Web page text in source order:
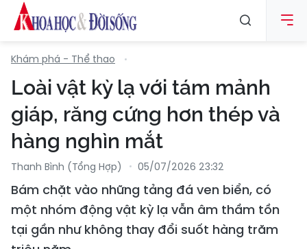
Khám phá - Thể thao
Loài vật kỳ lạ với tám mảnh
giáp, răng cứng hơn thép và
hàng nghìn mắt
Thanh Bình (tổng Hợp) 05/07/2026 23:32
Bám chặt vào những tảng đá ven biển, có
một nhóm động vật kỳ lạ vẫn âm thầm tồn
tại gần như không thay đổi suốt hàng trăm